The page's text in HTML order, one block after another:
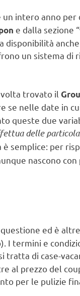
intero anno per
e dalla sezione
disponibilità
un sistema di
trovato il
se nelle date in
queste due
delle
è semplice: per
nascono con
ed è
I termini e
tratta di case-
al prezzo del
per le pulizie